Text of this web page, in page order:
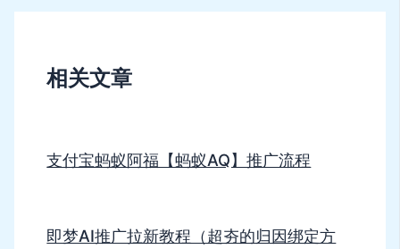
相关文章
支付宝蚂蚁阿福【蚂蚁AQ】推广流程
即梦AI推广拉新教程（超夯的归因绑定方